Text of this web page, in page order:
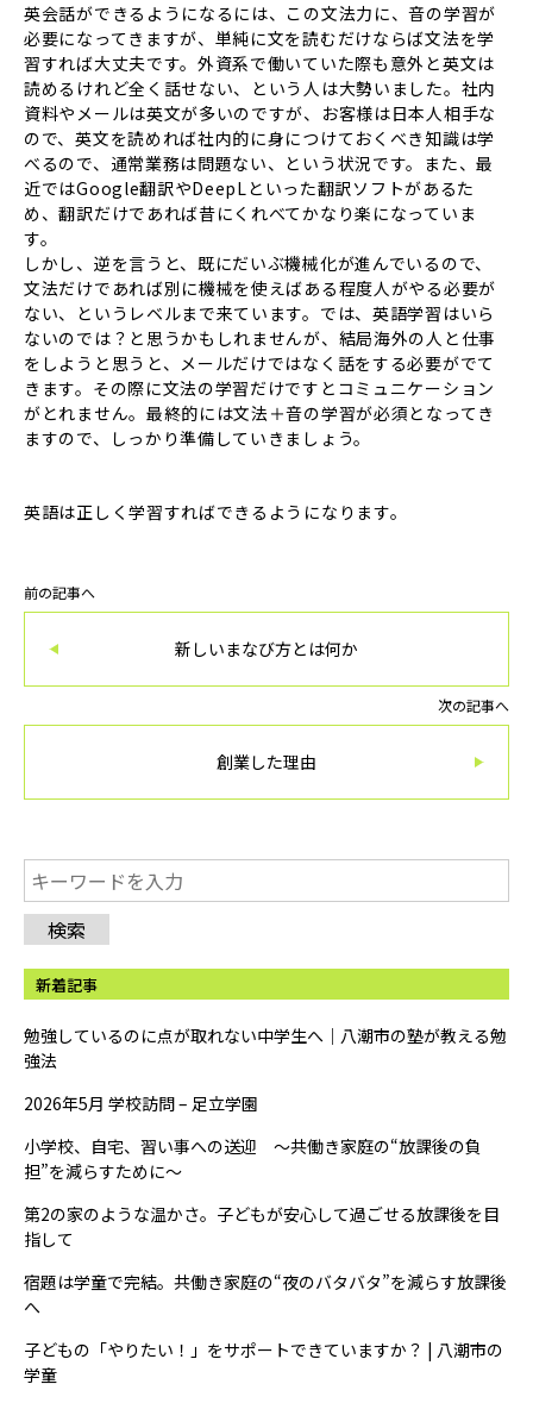
検索
新着記事
勉強しているのに点が取れない中学生へ｜八潮市の塾が教える勉
強法
2026年5月 学校訪問 – 足立学園
小学校、自宅、習い事への送迎 ～共働き家庭の“放課後の負
担”を減らすために～
第2の家のような温かさ。子どもが安心して過ごせる放課後を目
指して
宿題は学童で完結。共働き家庭の“夜のバタバタ”を減らす放課後
へ
子どもの「やりたい！」をサポートできていますか？ | 八潮市の
学童
英会話ができるようになるには、この文法力に、音の学習が
必要になってきますが、単純に文を読むだけならば文法を学
習すれば大丈夫です。外資系で働いていた際も意外と英文は
読めるけれど全く話せない、という人は大勢いました。社内
資料やメールは英文が多いのですが、お客様は日本人相手な
ので、英文を読めれば社内的に身につけておくべき知識は学
べるので、通常業務は問題ない、という状況です。また、最
近ではGoogle翻訳やDeepLといった翻訳ソフトがあるた
め、翻訳だけであれば昔にくれべてかなり楽になっていま
す。
しかし、逆を言うと、既にだいぶ機械化が進んでいるので、
文法だけであれば別に機械を使えばある程度人がやる必要が
ない、というレベルまで来ています。では、英語学習はいら
ないのでは？と思うかもしれませんが、結局海外の人と仕事
をしようと思うと、メールだけではなく話をする必要がでて
きます。その際に文法の学習だけですとコミュニケーション
がとれません。最終的には文法＋音の学習が必須となってき
ますので、しっかり準備していきましょう。
英語は正しく学習すればできるようになります。
前の記事へ
新しいまなび方とは何か
次の記事へ
創業した理由